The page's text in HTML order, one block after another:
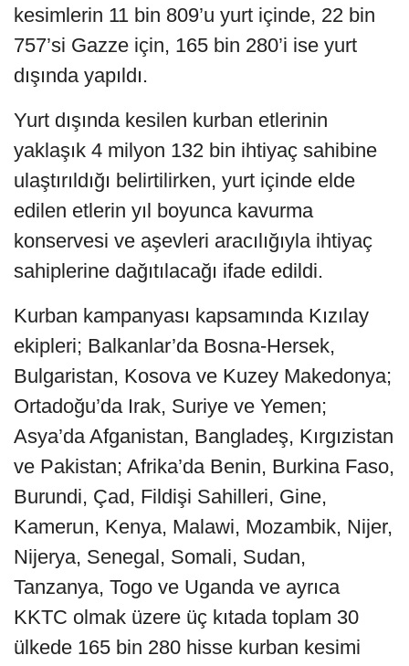
kesimlerin 11 bin 809’u yurt içinde, 22 bin
757’si Gazze için, 165 bin 280’i ise yurt
dışında yapıldı.
Yurt dışında kesilen kurban etlerinin
yaklaşık 4 milyon 132 bin ihtiyaç sahibine
ulaştırıldığı belirtilirken, yurt içinde elde
edilen etlerin yıl boyunca kavurma
konservesi ve aşevleri aracılığıyla ihtiyaç
sahiplerine dağıtılacağı ifade edildi.
Kurban kampanyası kapsamında Kızılay
ekipleri; Balkanlar’da Bosna-Hersek,
Bulgaristan, Kosova ve Kuzey Makedonya;
Ortadoğu’da Irak, Suriye ve Yemen;
Asya’da Afganistan, Bangladeş, Kırgızistan
ve Pakistan; Afrika’da Benin, Burkina Faso,
Burundi, Çad, Fildişi Sahilleri, Gine,
Kamerun, Kenya, Malawi, Mozambik, Nijer,
Nijerya, Senegal, Somali, Sudan,
Tanzanya, Togo ve Uganda ve ayrıca
KKTC olmak üzere üç kıtada toplam 30
ülkede 165 bin 280 hisse kurban kesimi